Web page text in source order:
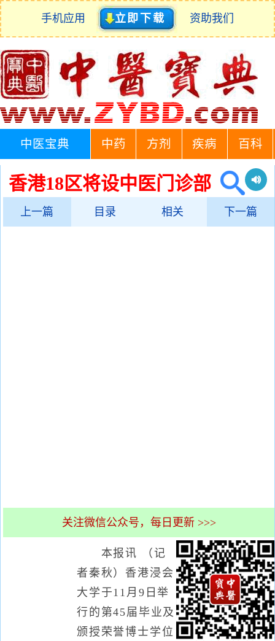
手机应用 立即下载 资助我们
中医宝典 中药 方剂 疾病 百科
香港18区将设中医门诊部
上一篇 目录 相关 下一篇
关注微信公众号，每日更新 >>>
本报讯 （记
者秦秋）香港浸会
大学于11月9日举
行的第45届毕业及
颁授荣誉博士学位